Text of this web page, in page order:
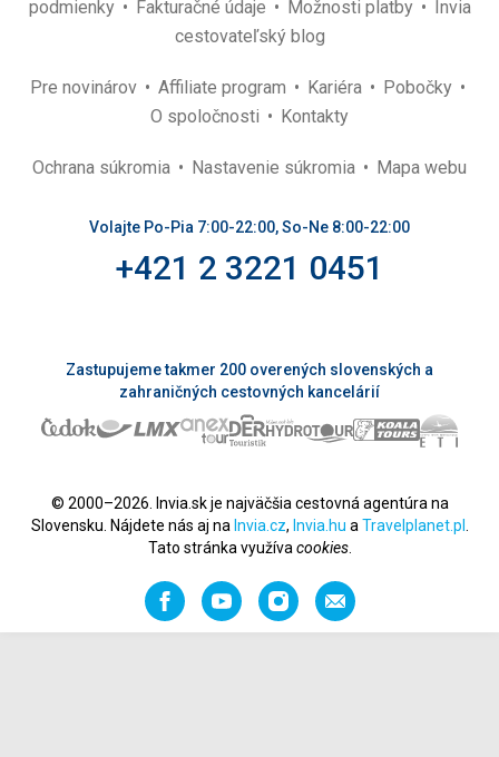
podmienky
Fakturačné údaje Možnosti platby
Invia
cestovateľský blog
Pre novinárov Affiliate program Kariéra
Pobočky
O spoločnosti
Kontakty
Ochrana súkromia Nastavenie súkromia Mapa webu
Volajte Po-Pia 7:00-22:00, So-Ne 8:00-22:00
+421 2 3221 0451
Zastupujeme takmer 200 overených slovenských a
zahraničných cestovných kancelárií
© 2000–2026. Invia.sk je najväčšia cestovná agentúra na
Slovensku. Nájdete nás aj na Invia.cz, Invia.hu a Travelplanet.pl
Tato stránka využíva cookies.
FacebookYouTubeInstagramOdporučiť